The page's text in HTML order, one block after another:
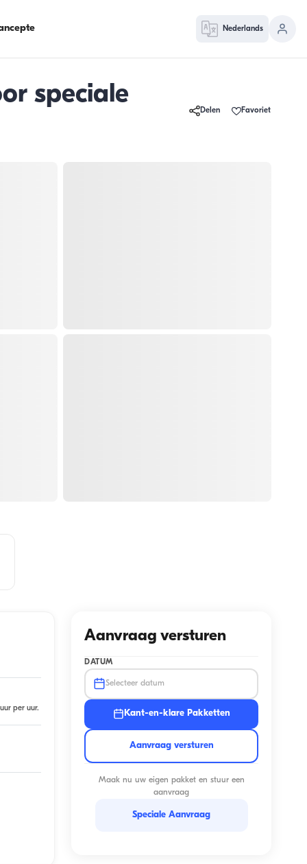
Nederlands
speciale
Delen Favoriet
per uur.
Aanvraag versturen
DATUM
Selecteer datum
Kant-en-klare Pakketten
Aanvraag versturen
Maak nu uw eigen pakket en stuur een
aanvraag
Speciale Aanvraag